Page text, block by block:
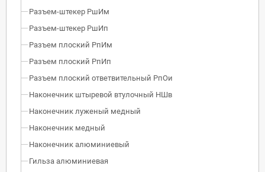
Разъем-штекер РшИм
Разъем-штекер РшИп
Разъем плоский РпИм
Разъем плоский РпИп
Разъем плоский ответвительный РпОи
Наконечник штыревой втулочный НШв
Наконечник луженый медный
Наконечник медный
Наконечник алюминиевый
Гильза алюминиевая